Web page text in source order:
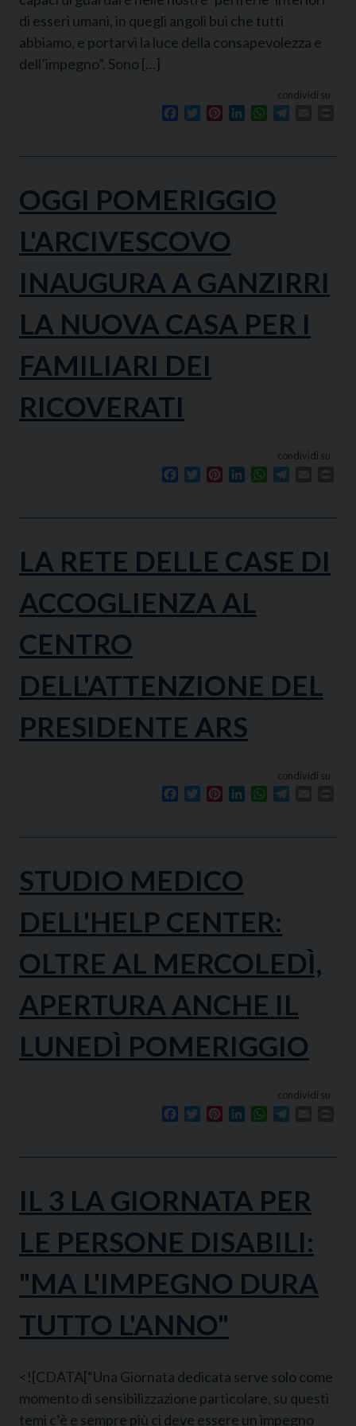
di esseri umani, in quegli angoli bui che tutti
abbiamo, e portarvi la luce della consapevolezza e
dell’impegno”. Sono […]
condividi su
Facebook
TwitterPinterestLinkedInWhatsApp
OGGI POMERIGGIO
L'ARCIVESCOVO
INAUGURA A GANZIRRI
LA NUOVA CASA PER I
FAMILIARI DEI
RICOVERATI
condividi su
Facebook
TwitterPinterestLinkedInWhatsApp
LA RETE DELLE CASE DI
ACCOGLIENZA AL
CENTRO
DELL'ATTENZIONE DEL
PRESIDENTE ARS
condividi su
Facebook
TwitterPinterestLinkedInWhatsApp
STUDIO MEDICO
DELL'HELP CENTER:
OLTRE AL MERCOLEDÌ,
APERTURA ANCHE IL
LUNEDÌ POMERIGGIO
condividi su
Facebook
TwitterPinterestLinkedInWhatsApp
IL 3 LA GIORNATA PER
LE PERSONE DISABILI:
"MA L'IMPEGNO DURA
TUTTO L'ANNO"
<![CDATA[“Una Giornata dedicata serve solo come
momento di sensibilizzazione particolare, su questi
temi c’è e sempre più ci deve essere un impegno